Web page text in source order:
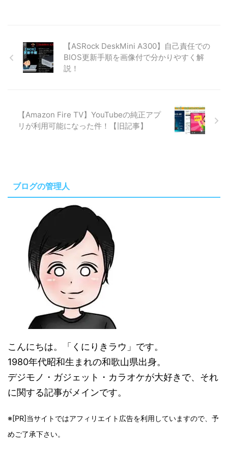
【ASRock DeskMini A300】自己責任での
BIOS更新手順を画像付で分かりやすく解
説！
【Amazon Fire TV】YouTubeの純正アプ
リが利用可能になった件！【旧記事】
ブログの管理人
こんにちは。「くにりきラウ」です。
1980年代昭和生まれの和歌山県出身。
デジモノ・ガジェット・カラオケが大好きで、それ
に関する記事がメインです。
※[PR]当サイトではアフィリエイト広告を利用していますので、予
めご了承下さい。